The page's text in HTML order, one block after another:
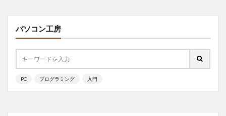
パソコン工房
PC プログラミング 入門